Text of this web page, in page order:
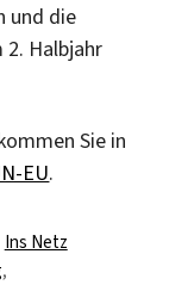
und die
Halbjahr
Sie in
EU.
Kategorien
Ins Netz
,